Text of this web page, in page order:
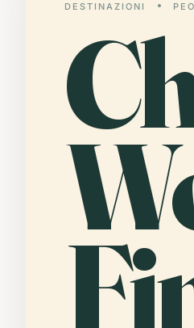
DESTINAZIONI